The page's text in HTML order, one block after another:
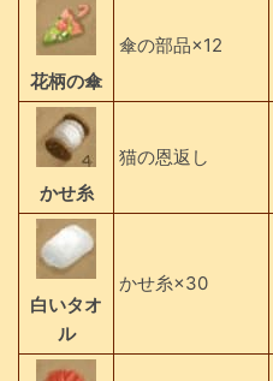
花柄の傘
傘の部品×12
かせ糸
猫の恩返し
白いタオ
ル
かせ糸×30